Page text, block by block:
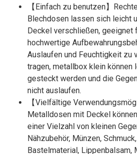
【Einfach zu benutzen】
Blechdosen lassen sich leicht
Deckel verschließen, geeignet
hochwertige
Auslaufen und Feuchtigkeit zu
tragen, metallbox klein können
gesteckt werden und die
nicht auslaufen.
【Vielfältige
Metalldosen mit Deckel
einer Vielzahl von kleinen
Nähzubehör, Münzen,
Bastelmaterial, Lippenbalsam,